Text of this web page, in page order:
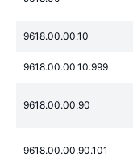
9618.00.00.10
9618.00.00.10.999
9618.00.00.90
9618.00.00.90.101